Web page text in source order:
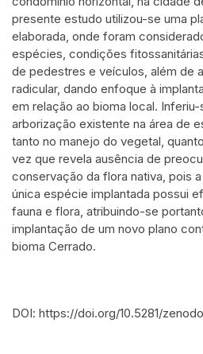
context of the
classification
supports, mentions,
the cited claim, and
indicating in which
citation was made.
presente estudo utilizou-se uma
elaborada, onde foram
espécies, condições
de pedestres e veículos, além de
radicular, dando enfoque à
em relação ao bioma local.
arborização existente na área de
tanto no manejo do vegetal,
vez que revela ausência de
conservação da flora nativa, pois
única espécie implantada possui
fauna e flora, atribuindo-se
implantação de um novo plano
bioma Cerrado.
DOI: https://doi.org/10.5281/